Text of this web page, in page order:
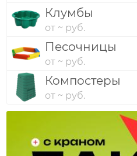
Клумбы
от ~ руб.
Песочницы
от ~ руб.
Компостеры
от ~ руб.